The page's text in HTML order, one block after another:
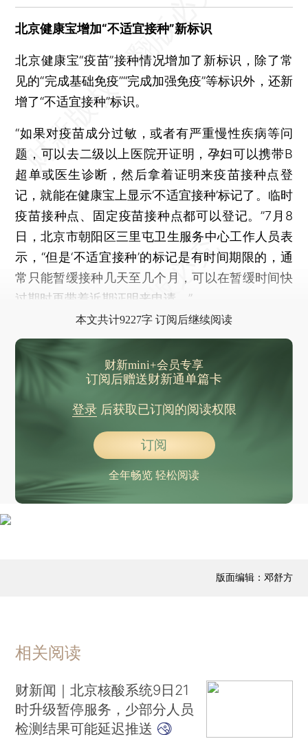
因压价竞争、多重收费等问题 交通部约谈货拉拉、满帮、快狗打车、滴滴货运
加拿大大面积断网 数百万用户生活“被打乱”
马斯克终止收购推特
6月CPI同比上涨2.5% 涨幅比上月扩大0.4个百分点
6月PPI同比上涨6.1% 涨幅继续回落
7月8日江苏新增新冠7+71例 无锡6+44例
7月8日安徽新增新冠25+114例 泗县22+112例
7月8日临沂新增本土无症状45例 本轮疫情累计感染120例
无锡高新区：不按规定时间做核酸 纳入个人信用系统 门铃码赋红码
7月8日北京新增本土确诊病例3例在顺义
7月8日上海新增新冠感染者59例 社会面发现1例确诊病例
北京健康宝增加“不适宜接种”新标识
北京健康宝“疫苗”接种情况增加了新标识，除了常
见的“完成基础免疫”“完成加强免疫”等标识外，还新
增了“不适宜接种”标识。
“如果对疫苗成分过敏，或者有严重慢性疾病等问
题，可以去二级以上医院开证明，孕妇可以携带B
超单或医生诊断，然后拿着证明来疫苗接种点登
记，就能在健康宝上显示‘不适宜接种’标记了。临时
疫苗接种点、固定疫苗接种点都可以登记。”7月8
日，北京市朝阳区三里屯卫生服务中心工作人员表
示，“但是‘不适宜接种’的标记是有时间期限的，通
常只能暂缓接种几天至几个月，可以在暂缓时间快
过期时再带着近期证明来申请。”
本文共计9227字 订阅后继续阅读
财新mini+会员专享
订阅后赠送财新通单篇卡
登录后获取已订阅的阅读权限
订阅
全年畅览 轻松阅读
版面编辑：邓舒方
相关阅读
财新闻｜北京核酸系统9日21
时升级暂停服务，少部分人员
检测结果可能延迟推送